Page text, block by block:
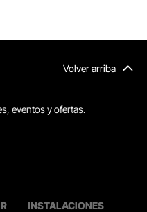
Volver arriba
eventos y ofertas.
INSTALACIONES